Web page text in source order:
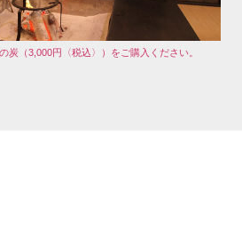
（3,000円〈税込〉）をご購入ください。